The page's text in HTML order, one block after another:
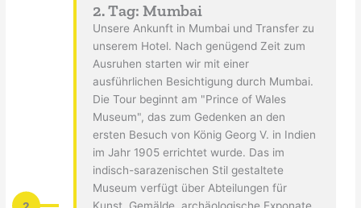
2. Tag: Mumbai
Unsere Ankunft in Mumbai und Transfer zu
unserem Hotel. Nach genügend Zeit zum
Ausruhen starten wir mit einer
ausführlichen Besichtigung durch Mumbai.
Die Tour beginnt am "Prince of Wales
Museum", das zum Gedenken an den
ersten Besuch von König Georg V. in Indien
im Jahr 1905 errichtet wurde. Das im
indisch-sarazenischen Stil gestaltete
Museum verfügt über Abteilungen für